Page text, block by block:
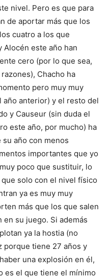
nivel. Pero es que para
de aportar más que los
cuatro a los que
Alocén este año han
cero (por lo que sea,
Chacho ha
pero muy muy
año anterior) y el resto del
y Causeur (sin duda el
este año, por mucho) ha
año con menos
importantes que yo
poco que sustituir, lo
solo con el nivel físico
ya es muy muy
más que los que salen
en su juego. Si además
ya la hostia (no
porque tiene 27 años y
una explosión en él,
es el que tiene el mínimo